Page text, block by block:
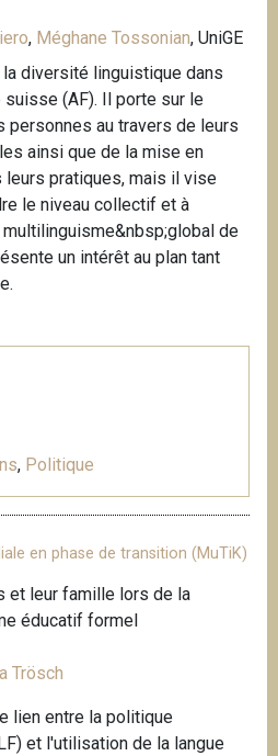
, Méghane Tossonian, UniGE
diversité linguistique dans
suisse (AF). Il porte sur le
personnes au travers de leurs
ainsi que de la mise en
pratiques, mais il vise
le niveau collectif et à
multilinguisme&nbsp;global de
un intérêt au plan tant
, Politique
en phase de transition (MuTiK)
et leur famille lors de la
éducatif formel
Trösch
lien entre la politique
et l'utilisation de la langue